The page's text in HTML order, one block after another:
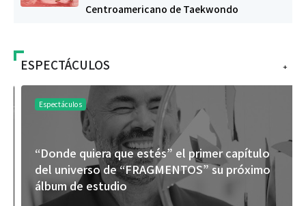
Centroamericano de Taekwondo
+
ESPECTÁCULOS
Espectáculos
“Donde quiera que estés” el primer capítulo
del universo de “FRAGMENTOS” su próximo
álbum de estudio